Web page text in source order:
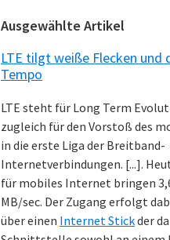
Ausgewählte Artikel
LTE tilgt weiße Flecken und
Tempo
LTE steht für Long Term
zugleich für den Vorstoß des
in die erste Liga der Breitband-
Internetverbindungen. [...].
für mobiles Internet bringen
MB/sec. Der Zugang erfolgt
über einen Internet Stickder